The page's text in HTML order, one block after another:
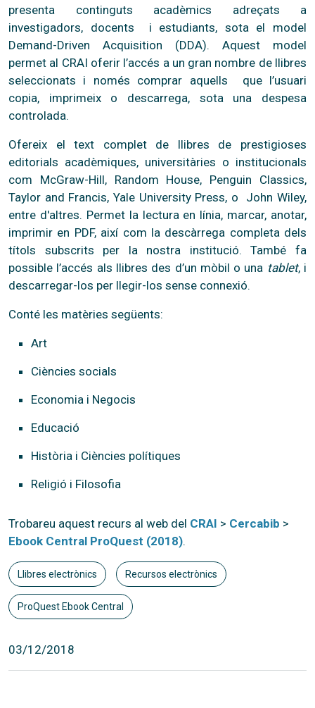
presenta continguts acadèmics adreçats a
investigadors, docents i estudiants, sota el model
Demand-Driven Acquisition (DDA). Aquest model
permet al CRAI oferir l’accés a un gran nombre de llibres
seleccionats i només comprar aquells que l’usuari
copia, imprimeix o descarrega, sota una despesa
controlada.
Ofereix el text complet de llibres de prestigioses
editorials acadèmiques, universitàries o institucionals
com McGraw-Hill, Random House, Penguin Classics,
Taylor and Francis, Yale University Press, o John Wiley,
entre d'altres. Permet la lectura en línia, marcar, anotar,
imprimir en PDF, així com la descàrrega completa dels
títols subscrits per la nostra institució. També fa
possible l’accés als llibres des d’un mòbil o una tablet, i
descarregar-los per llegir-los sense connexió.
Conté les matèries següents:
Art
Ciències socials
Economia i Negocis
Educació
Història i Ciències polítiques
Religió i Filosofia
Trobareu aquest recurs al web del CRAI > Cercabib >
Ebook Central ProQuest (2018).
Llibres electrònics Recursos electrònics
ProQuest Ebook Central
03/12/2018